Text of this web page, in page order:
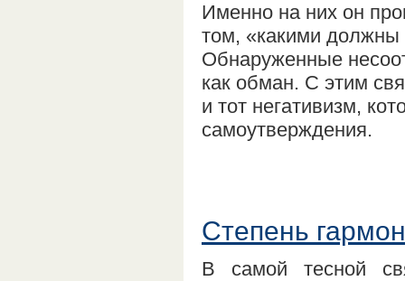
Именно на них он
том, «какими должны
Обнаруженные
как обман. С этим
и тот негативизм,
самоутверждения.
Степень
В самой тесной